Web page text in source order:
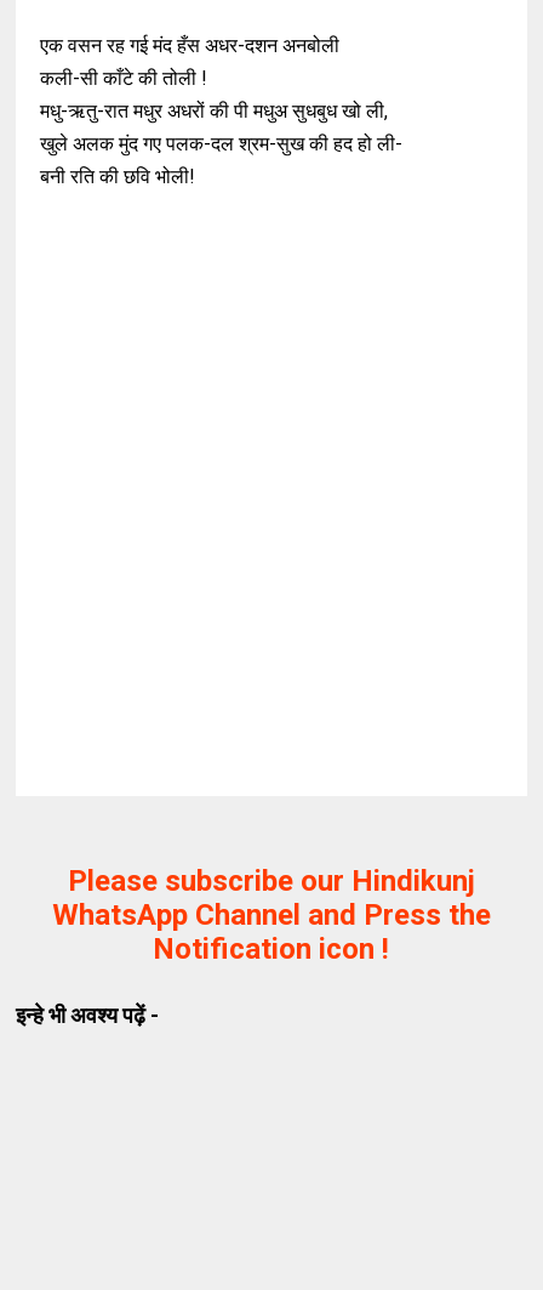
एक वसन रह गई मंद हँस अधर-दशन अनबोली
कली-सी काँटे की तोली !
मधु-ऋतु-रात मधुर अधरों की पी मधुअ सुधबुध खो ली,
खुले अलक मुंद गए पलक-दल श्रम-सुख की हद हो ली-
बनी रति की छवि भोली!
Please subscribe our Hindikunj
WhatsApp Channel and Press the
Notification icon !
इन्हे भी अवश्य पढ़ें -